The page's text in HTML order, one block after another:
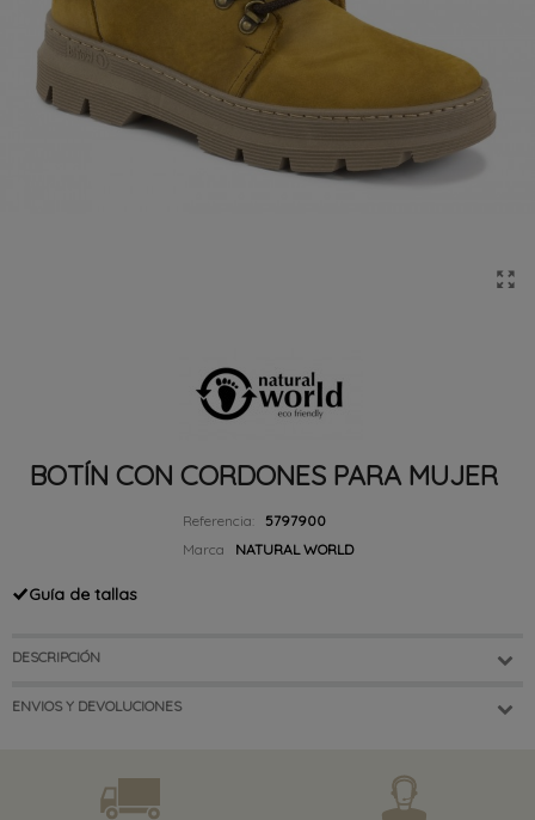
BOTÍN CON CORDONES PARA MUJER
Referencia:
5797900
Marca
NATURAL WORLD
Guía de tallas
DESCRIPCIÓN
ENVIOS Y DEVOLUCIONES